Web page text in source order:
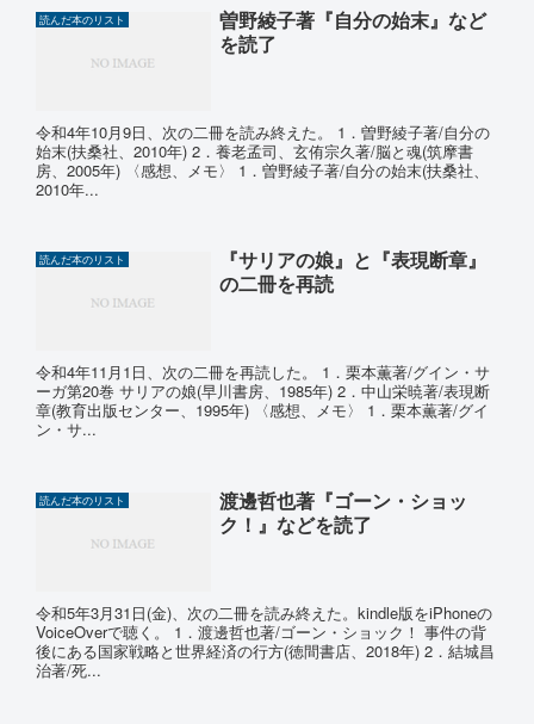
読んだ本のリスト
曽野綾子著『自分の始末』など
を読了
令和4年10月9日、次の二冊を読み終えた。 1．曽野綾子著/自分の
始末(扶桑社、2010年) 2．養老孟司、玄侑宗久著/脳と魂(筑摩書
房、2005年) 〈感想、メモ〉 1．曽野綾子著/自分の始末(扶桑社、
2010年...
読んだ本のリスト
『サリアの娘』と『表現断章』
の二冊を再読
令和4年11月1日、次の二冊を再読した。 1．栗本薫著/グイン・サ
ーガ第20巻 サリアの娘(早川書房、1985年) 2．中山栄暁著/表現断
章(教育出版センター、1995年) 〈感想、メモ〉 1．栗本薫著/グイ
ン・サ...
読んだ本のリスト
渡邊哲也著『ゴーン・ショッ
ク！』などを読了
令和5年3月31日(金)、次の二冊を読み終えた。kindle版をiPhoneの
VoiceOverで聴く。 1．渡邊哲也著/ゴーン・ショック！ 事件の背
後にある国家戦略と世界経済の行方(徳間書店、2018年) 2．結城昌
治著/死...